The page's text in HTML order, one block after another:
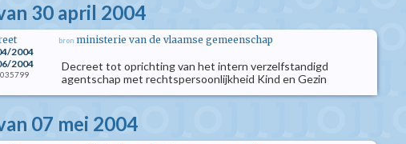
30 april 2004
2004
2004
bron ministerie van de vlaamse gemeenschap
Decreet tot oprichting van het intern verzelfstandigd
agentschap met rechtspersoonlijkheid Kind en Gezin
07 mei 2004